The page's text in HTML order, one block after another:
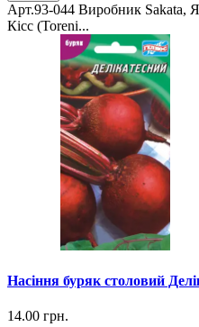
Арт.93-044 Виробник Sakata,
Кісс (Toreni...
Насіння буряк столовий
14.00 грн.